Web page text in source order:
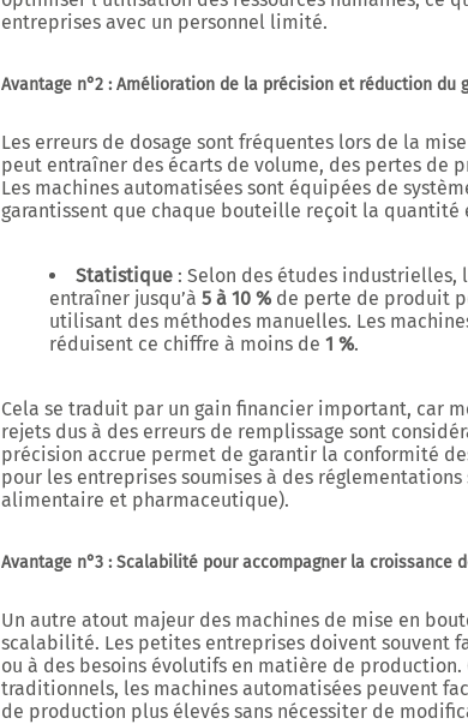
entreprises avec un personnel limité.
Avantage n°2 : Amélioration de la précision et réduction du
Les erreurs de dosage sont fréquentes lors de la
peut entraîner des écarts de volume, des pertes de
Les machines automatisées sont équipées de
garantissent que chaque bouteille reçoit la quantité
Statistique : Selon des études industrielles,
entraîner jusqu’à 5 à 10 % de perte de produit
utilisant des méthodes manuelles. Les
réduisent ce chiffre à moins de 1 %.
Cela se traduit par un gain financier important, car
rejets dus à des erreurs de remplissage sont
précision accrue permet de garantir la conformité
pour les entreprises soumises à des
alimentaire et pharmaceutique).
Avantage n°3 : Scalabilité pour accompagner la croissance
Un autre atout majeur des machines de mise en
scalabilité. Les petites entreprises doivent souvent
ou à des besoins évolutifs en matière de
traditionnels, les machines automatisées peuvent
de production plus élevés sans nécessiter de